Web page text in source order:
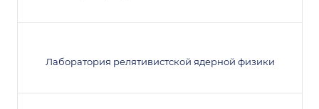
Лаборатория релятивистской ядерной физики